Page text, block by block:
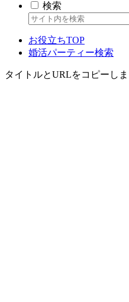
検索
お役立ちTOP
婚活パーティー検索
タイトルとURLをコピーし